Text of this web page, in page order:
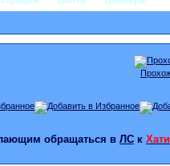
обращаться в ЛС к